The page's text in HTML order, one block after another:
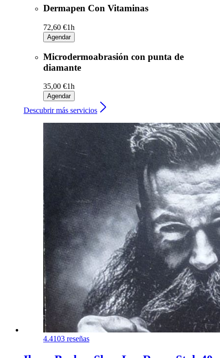
Dermapen Con Vitaminas
72,60 €1h
Agendar
Microdermoabrasión con punta de
diamante
35,00 €1h
Agendar
Descubrir más servicios
4.4103 reseñas